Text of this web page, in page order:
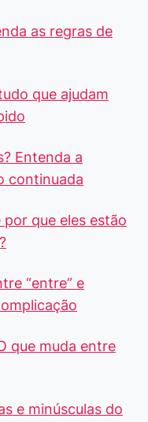
as regras de
que ajudam
Entenda a
continuada
que eles estão
“entre” e
que muda entre
e minúsculas do